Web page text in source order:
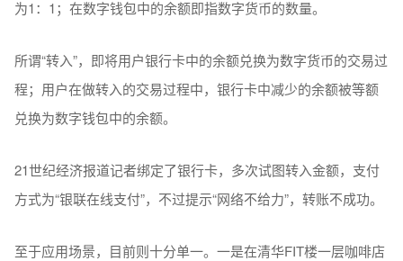
为1：1；在数字钱包中的余额即指数字货币的数量。
所谓“转入”，即将用户银行卡中的余额兑换为数字货币的交易过
程；用户在做转入的交易过程中，银行卡中减少的余额被等额
兑换为数字钱包中的余额。
21世纪经济报道记者绑定了银行卡，多次试图转入金额，支付
方式为“银联在线支付”，不过提示“网络不给力”，转账不成功。
至于应用场景，目前则十分单一。一是在清华FIT楼一层咖啡店